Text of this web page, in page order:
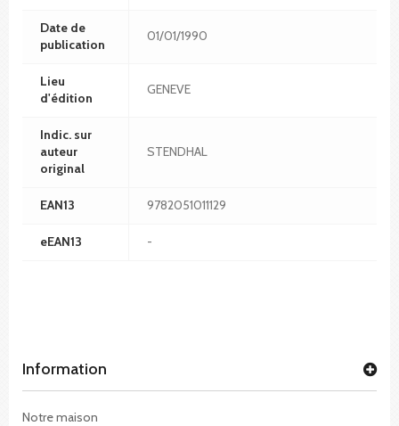
Date de
publication
01/01/1990
Lieu
d'édition
GENEVE
Indic. sur
auteur
original
STENDHAL
EAN13 9782051011129
eEAN13 -
Information
Notre maison